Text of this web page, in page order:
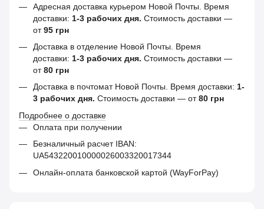
Адресная доставка курьером Новой Почты. Время
доставки: 1-3 рабочих дня. Стоимость доставки —
от95 грн
Доставка в отделение Новой Почты. Время
доставки: 1-3 рабочих дня. Стоимость доставки —
от80 грн
Доставка в почтомат Новой Почты. Время доставки: 1-
3 рабочих дня. Стоимость доставки — от80 грн
Подробнее о доставке
Оплата при получении
Безналичный расчет IBAN:
UA543220010000026003320017344
Онлайн-оплата банковской картой (WayForPay)